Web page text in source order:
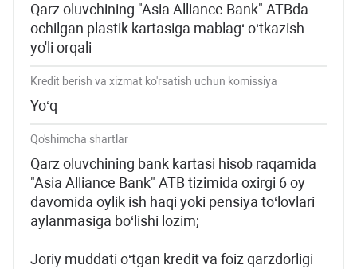
Qarz oluvchining "Asia Alliance Bank" ATBda
ochilgan plastik kartasiga mablag‘ o‘tkazish
yo'li orqali
Kredit berish va xizmat ko'rsatish uchun komissiya
Yo‘q
Qo'shimcha shartlar
Qarz oluvchining bank kartasi hisob raqamida
"Asia Alliance Bank" ATB tizimida oxirgi 6 oy
davomida oylik ish haqi yoki pensiya to‘lovlari
aylanmasiga bo‘lishi lozim;
Joriy muddati o‘tgan kredit va foiz qarzdorligi